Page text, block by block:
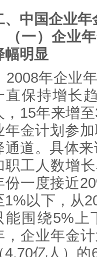
、 中国企业年
（一） 企业
幅明显
2008年企业
直保持增长
，15年来增
年金计划参
通道。具体
职工人数增
份一度接近
1%以下，从
能围绕5%
，企业年金
4.70亿人）